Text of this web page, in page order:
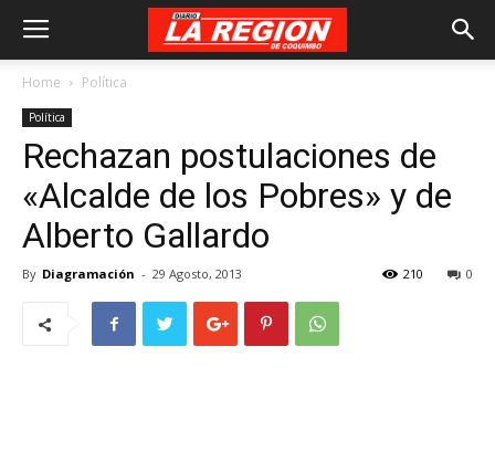
Home Política
Política
Rechazan postulaciones de
«Alcalde de los Pobres» y de
Alberto Gallardo
By Diagramación - 29 Agosto, 2013 0
210